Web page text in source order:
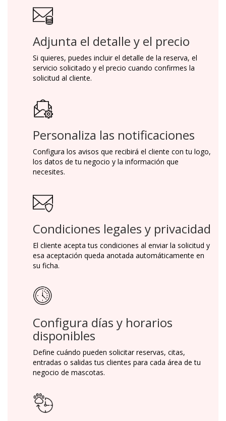
Adjunta el detalle y el precio
Si quieres, puedes incluir el detalle de la reserva, el
servicio solicitado y el precio cuando confirmes la
solicitud al cliente.
Personaliza las notificaciones
Configura los avisos que recibirá el cliente con tu logo,
los datos de tu negocio y la información que
necesites.
Condiciones legales y privacidad
El cliente acepta tus condiciones al enviar la solicitud y
esa aceptación queda anotada automáticamente en
su ficha.
Configura días y horarios
disponibles
Define cuándo pueden solicitar reservas, citas,
entradas o salidas tus clientes para cada área de tu
negocio de mascotas.